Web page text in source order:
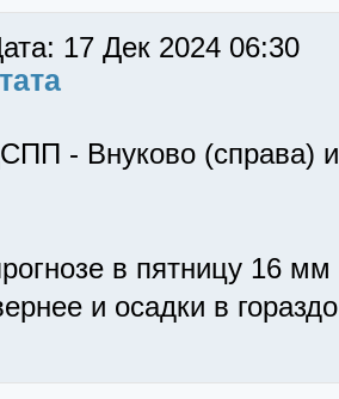
17 Дек 2024 06:30
- Внуково (справа) и
в пятницу 16
и осадки в